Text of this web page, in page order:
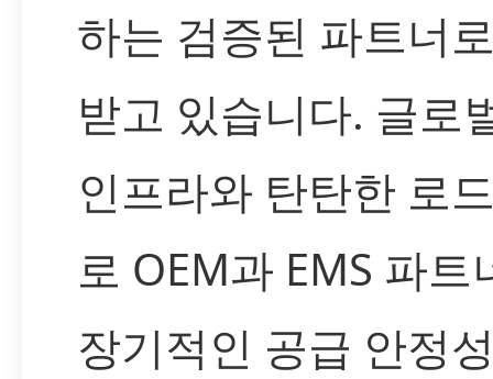
하는 검증된 파트너
받고 있습니다. 글로
인프라와 탄탄한 로
로 OEM과 EMS 파트
장기적인 공급 안정